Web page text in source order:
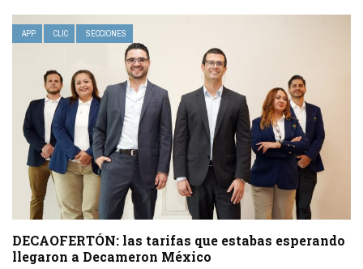
APP CLIC SECCIONES
DECAOFERTÓN: las tarifas que estabas esperando
llegaron a Decameron México